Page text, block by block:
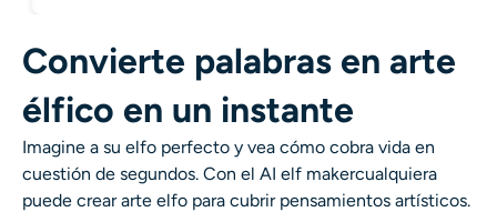
Filtro AI
Generador de disparos a la cabeza Pro
Convierte palabras en arte
élfico en un instante
Imagine a su elfo perfecto y vea cómo cobra vida en
cuestión de segundos. Con el AI elf makercualquiera
puede creararte elfo para cubrir pensamientos artísticos.